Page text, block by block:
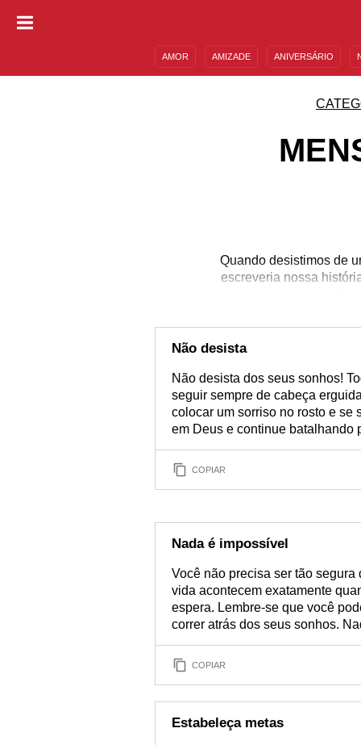
AMOR AMIZADE ANIVERSÁRIO
Quando desistimos de
escreveria nossa
ou
Não desista
Não desista dos seus sonhos!
seguir sempre de cabeça
colocar um sorriso no rosto e se
em Deus e continue batalhando
COPIAR
Nada é impossível
Você não precisa ser tão
vida acontecem exatamente
espera. Lembre-se que você
correr atrás dos seus sonhos.
COPIAR
Estabeleça metas